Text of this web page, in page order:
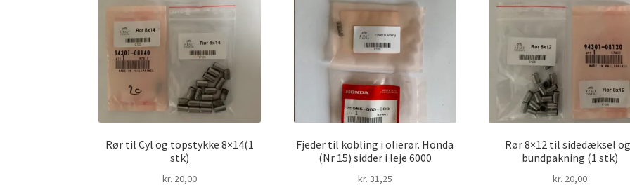
Rør til Cyl og topstykke 8×14(1
stk)
kr. 20,00
Fjeder til kobling i olierør. Honda
(Nr 15) sidder i leje 6000
kr. 31,25
Rør 8×12 til sidedæksel
bundpakning (1 stk)
kr. 20,00